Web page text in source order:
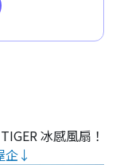
冰感風扇！
企↓